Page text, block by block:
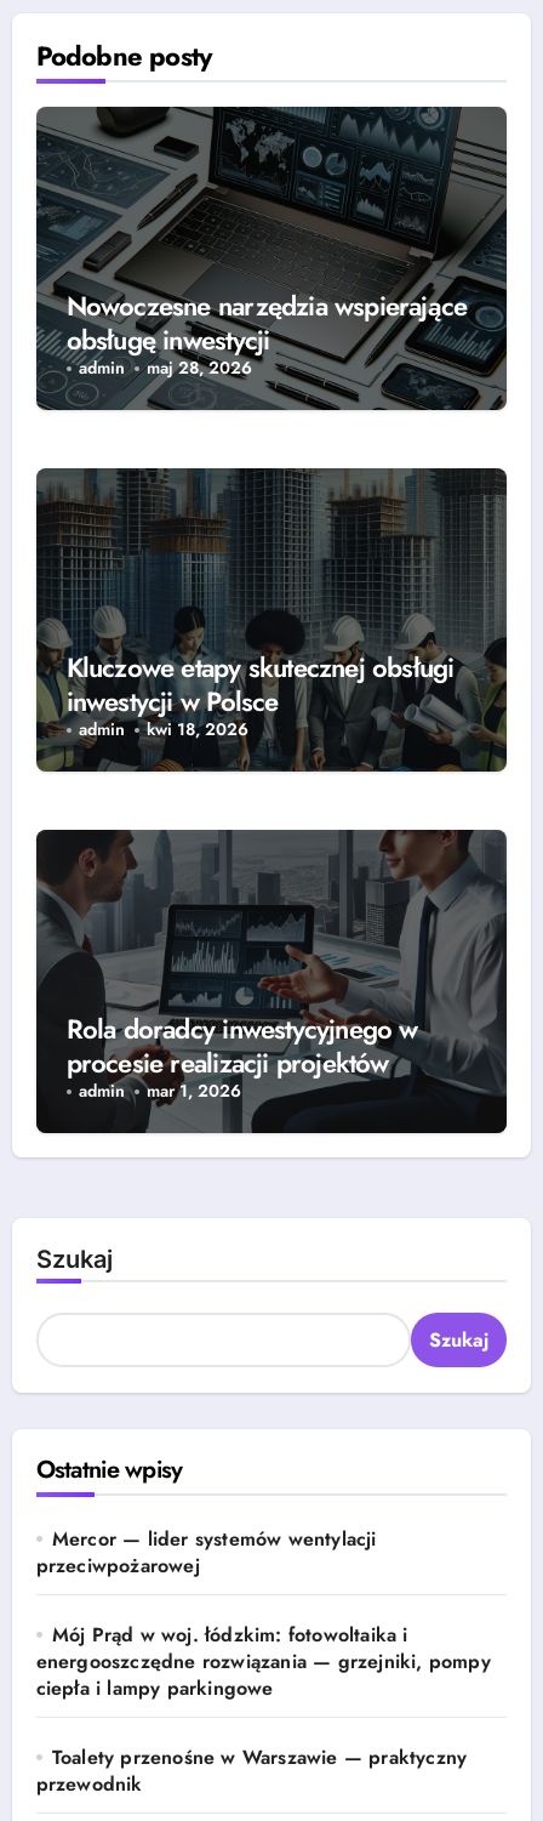
Podobne posty
Nowoczesne narzędzia wspierające
obsługę inwestycji
admin maj 28, 2026
Kluczowe etapy skutecznej obsługi
inwestycji w Polsce
admin kwi 18, 2026
Rola doradcy inwestycyjnego w
procesie realizacji projektów
admin mar 1, 2026
Szukaj
Szukaj
Ostatnie wpisy
Mercor — lider systemów wentylacji
przeciwpożarowej
Mój Prąd w woj. łódzkim: fotowoltaika i
energooszczędne rozwiązania — grzejniki, pompy
ciepła i lampy parkingowe
Toalety przenośne w Warszawie — praktyczny
przewodnik